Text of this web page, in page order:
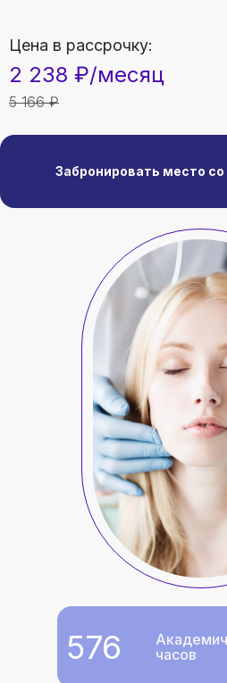
Забронировать место со
Цена в рассрочку:
2 238 ₽/месяц
5 166 ₽
часов
576